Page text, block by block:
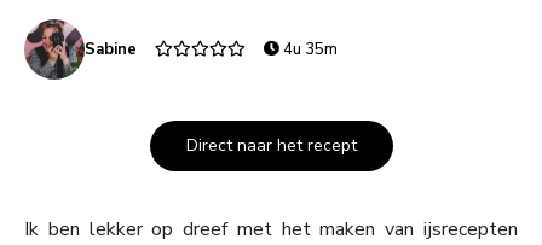
Sabine 4u 35m
Direct naar het recept
Ik ben lekker op dreef met het maken van ijsrecepten